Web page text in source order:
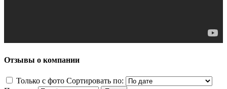
Отзывы о компании
Только с фото Сортировать по: